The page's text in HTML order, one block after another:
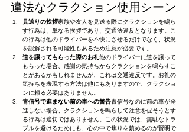
違法なクラクション使用シーン
見送りの挨拶家族や友人を見送る際にクラクションを鳴ら
す行為は、単なる挨拶であり、交通法違反となります。こ
の行為は他のドライバーを不快にさせるだけでなく、状況
を誤解される可能性もあるため注意が必要です。
道を譲ってもらった際のお礼他のドライバーに道を譲って
もらった場合、感謝の気持ちからクラクションを鳴らすこ
とがあるかもしれませんが、これは交通違反です。お礼の
気持ちを表現する方法は他にもありますので、クラクショ
ンに頼る必要はありません。
青信号で進まない前の車への警告青信号なのに前の車が発
進しない場合、クラクションを鳴らして注意を促そうとす
る行為は適切ではありません。この状況では、無駄なトラ
ブルを避けるためにも、心の中で焦りを鎮めるのが賢明で